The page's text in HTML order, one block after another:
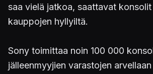
saa vielä jatkoa, saattavat
kauppojen hyllyiltä.
Sony toimittaa noin 100 000
jälleenmyyjien varastojen